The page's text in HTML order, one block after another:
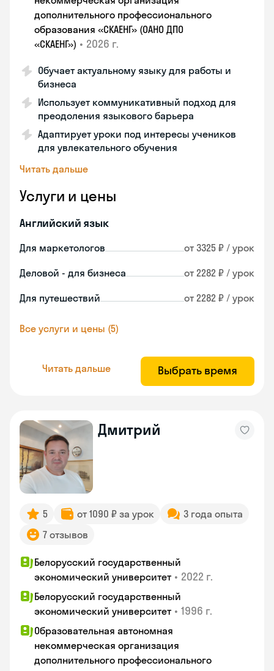
дополнительного профессионального
образования «СКАЕНГ» (ОАНО ДПО
«СКАЕНГ») • 2026 г.
Обучает актуальному языку для работы и
бизнеса
Использует коммуникативный подход для
преодоления языкового барьера
Адаптирует уроки под интересы учеников
для увлекательного обучения
Читать дальше
Услуги и цены
Английский язык
Для маркетологов от 3325 ₽ / урок
Деловой - для бизнеса от 2282 ₽ / урок
Для путешествий от 2282 ₽ / урок
Все услуги и цены (5)
Читать дальше Выбрать время
Дмитрий
5 от 1090 ₽ за урок
3 года опыта
7 отзывов
Белорусский государственный
экономический университет • 2022 г.
Белорусский государственный
экономический университет • 1996 г.
Образовательная автономная
некоммерческая организация
дополнительного профессионального